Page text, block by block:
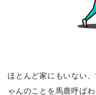
ほとんど家にもいない
ゃんのことを馬鹿呼ばわ